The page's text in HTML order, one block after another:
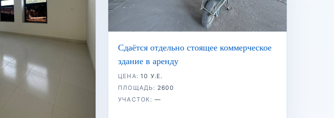
Сдаётся отдельно стоящее коммерческое
здание в аренду
ЦЕНА:10 У.Е.
ПЛОЩАДЬ: 2600
УЧАСТОК: —